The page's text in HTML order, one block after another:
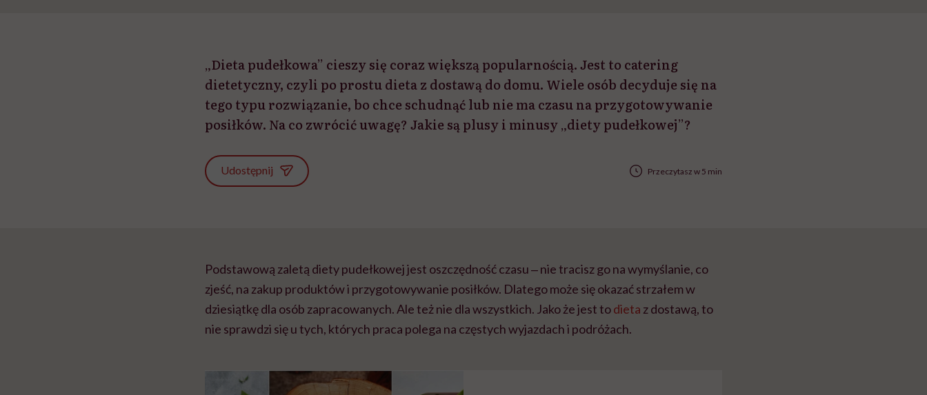
„Dieta pudełkowa” cieszy się coraz większą popularnością. Jest to catering
dietetyczny, czyli po prostu dieta z dostawą do domu. Wiele osób decyduje się na
tego typu rozwiązanie, bo chce schudnąć lub nie ma czasu na przygotowywanie
posiłków. Na co zwrócić uwagę? Jakie są plusy i minusy „diety pudełkowej”?
Udostępnij Przeczytasz w 5 min
Podstawową zaletą diety pudełkowej jest oszczędność czasu ‒ nie tracisz go na wymyślanie, co
zjeść, na zakup produktów i przygotowywanie posiłków. Dlatego może się okazać strzałem w
dziesiątkę dla osób zapracowanych. Ale też nie dla wszystkich. Jako że jest todieta z dostawą, to
nie sprawdzi się u tych, których praca polega na częstych wyjazdach i podróżach.